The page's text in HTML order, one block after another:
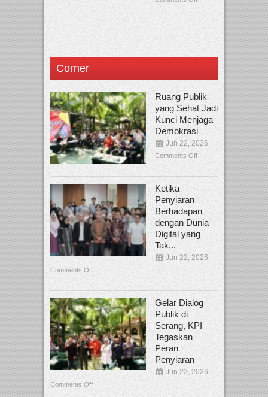
Corner
Ruang Publik
yang Sehat Jadi
Kunci Menjaga
Demokrasi
Jun 22, 2026
Comments Off
Ketika
Penyiaran
Berhadapan
dengan Dunia
Digital yang
Tak...
Jun 22, 2026
Comments Off
Gelar Dialog
Publik di
Serang, KPI
Tegaskan
Peran
Penyiaran
Jun 22, 2026
Comments Off